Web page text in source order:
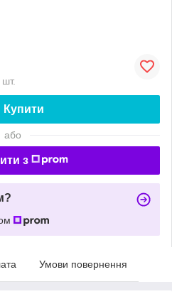
Купити
або
з
Умови повернення